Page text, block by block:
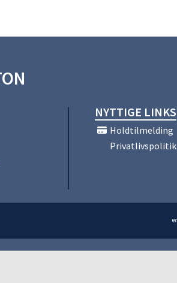
NYTTIGE LINKS
Holdtilmelding
Privatlivspolitik